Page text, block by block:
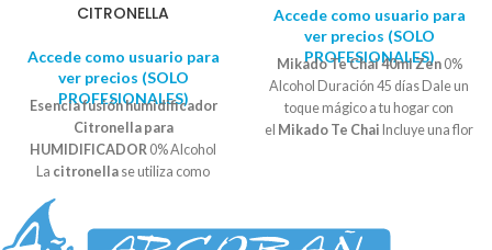
CITRONELLA
Accede como usuario para
ver precios (SOLO
PROFESIONALES)
Esencia fusión humidificador
Citronella para
HUMIDIFICADOR 0% Alcohol
La citronella se utiliza como
como moscas, mosquitos y avispas.
El olor de la
citronelafunciona
Accede como usuario para
ver precios (SOLO
PROFESIONALES)
Mikado Te Chai 40ml Zen0%
Alcohol Duración 45 días Dale un
toque mágico a tu hogar con
el Mikado Te Chai Incluye una flor
olfativas de canela, nuez moscada,